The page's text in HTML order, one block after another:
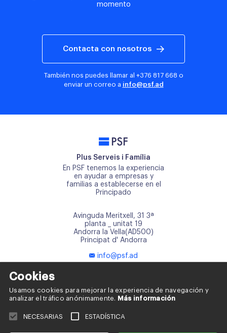
momento
Contacta con nosotros
También nos puedes llamar al +376 817 668 o
enviar un correo a info@psf.ad
PSF
Plus Serveis i Família
En PSF tenemos la experiencia
en ayudar a empresas y
familias a establecerse en el
Principado
Avinguda Meritxell, 31 3ª
planta _ unitat 19
Andorra la Vella(AD500)
Principat d' Andorra
info@psf.ad
Cookies
Usamos cookies para mejorar la experiencia de navegación y
analizar el tráfico anónimamente. Más información
NECESARIAS ESTADÍSTICA